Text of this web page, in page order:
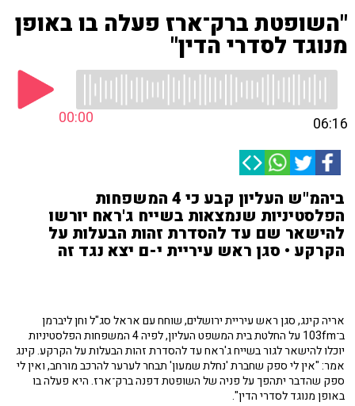
"השופטת ברק־ארז פעלה בו באופן
מנוגד לסדרי הדין"
00:00 06:16
ביהמ"ש העליון קבע כי 4 המשפחות
הפלסטיניות שנמצאות בשייח ג'ראח יורשו
להישאר שם עד להסדרת זהות הבעלות על
הקרקע • סגן ראש עיריית י-ם יצא נגד זה
אריה קינג, סגן ראש עיריית ירושלים, שוחח עם אראל סג"ל וחן ליברמן
ב־103fm על החלטת בית המשפט העליון, לפיה 4 המשפחות הפלסטיניות
יוכלו להישאר לגור בשייח ג'ראח עד להסדרת זהות הבעלות על הקרקע. קינג
אמר: "אין לי ספק שחברת 'נחלת שמעון' תבחר לערער להרכב מורחב, ואין לי
ספק שהדבר יתהפך על פניה של השופטת דפנה ברק־ארז. היא פעלה בו
באופן מנוגד לסדרי הדין".